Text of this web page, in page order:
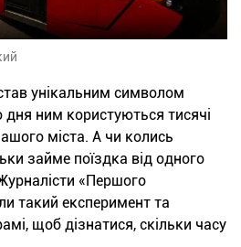
унікальним символом
ним користуються тисячі
міста. А чи колись
займе поїздка від одного
«Першого
такий експеримент та
щоб дізнатися, скільки часу